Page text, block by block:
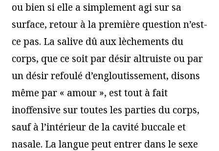
ou bien si elle a simplement agi sur sa
surface, retour à la première question n’est-
ce pas. La salive dû aux lèchements du
corps, que ce soit par désir altruiste ou par
un désir refoulé d’engloutissement, disons
même par « amour », est tout à fait
inoffensive sur toutes les parties du corps,
sauf à l’intérieur de la cavité buccale et
nasale. La langue peut entrer dans le sexe